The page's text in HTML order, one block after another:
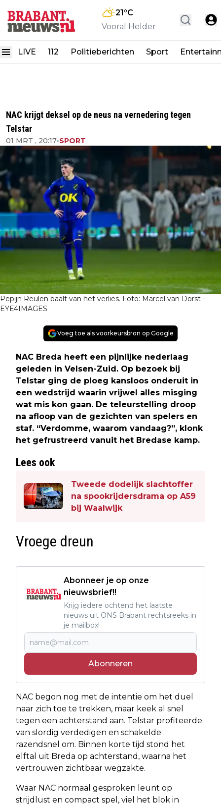
21 °C
Vooral Helder
LIVE 112 Politieberichten Sport
NAC krijgt deksel op de neus na vernedering tegen
Telstar
01 MRT , 20:17•SPORT
Pepijn Reulen baalt van het verlies. Foto: Marcel van Dorst -
EYE4IMAGES
Voeg toe als voorkeursbron op Google
NAC Breda heeft een pijnlijke nederlaag
geleden in Velsen-Zuid. Op bezoek bij
Telstar ging de ploeg kansloos onderuit in
een wedstrijd waarin vrijwel alles misging
wat mis kon gaan. De teleurstelling droop
na afloop van de gezichten van spelers en
staf. “Verdomme, waarom vandaag?”, klonk
het gefrustreerd vanuit het Bredase kamp.
Lees ook
Tweede dodelijk slachtoffer
na spookrijdersdrama op A59
bij Waalwijk
Vroege dreun
Abonneer je op onze
nieuwsbrief!!
Krijg iedere ochtend het laatste
nieuws uit ONS Brabant rechtsreeks in
je mailbox!
Abonneren
NAC begon nog met de intentie om het duel
naar zich toe te trekken, maar keek al snel
tegen een achterstand aan. Telstar profiteerde
van slordig verdedigen en schakelde
razendsnel om. Binnen korte tijd stond het
elftal uit Breda op achterstand, waarna het
vertrouwen zichtbaar wegzakte.
Waar NAC normaal gesproken leunt op
strijdlust en compact spel, viel het blok in